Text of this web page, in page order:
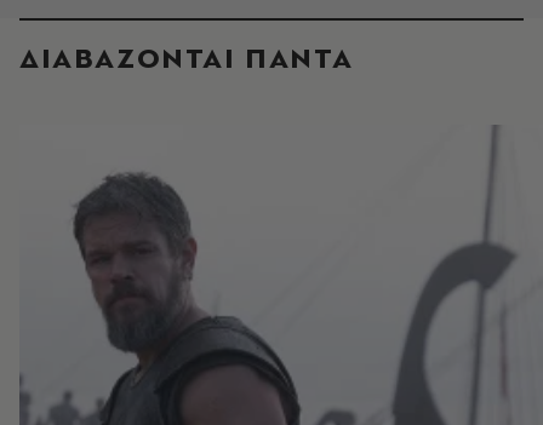
ΔΙΑΒΑΖΟΝΤΑΙ ΠΑΝΤΑ